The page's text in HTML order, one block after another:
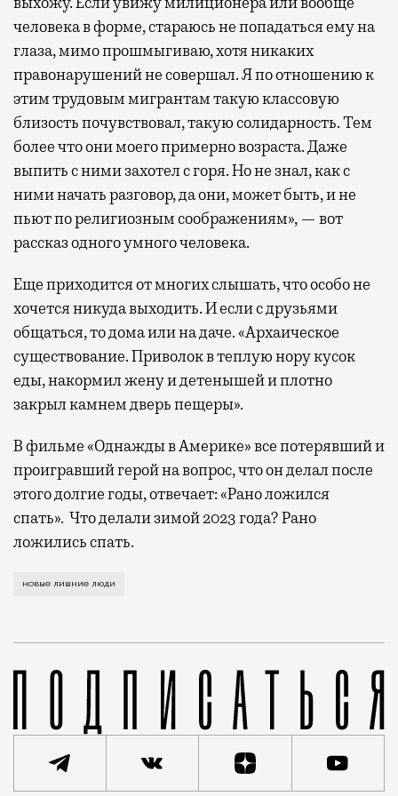
человека в форме, стараюсь не попадаться ему на
глаза, мимо прошмыгиваю, хотя никаких
правонарушений не совершал. Я по отношению к
этим трудовым мигрантам такую классовую
близость почувствовал, такую солидарность. Тем
более что они моего примерно возраста. Даже
выпить с ними захотел с горя. Но не знал, как с
ними начать разговор, да они, может быть, и не
пьют по религиозным соображениям», — вот
рассказ одного умного человека.
Еще приходится от многих слышать, что особо не
хочется никуда выходить. И если с друзьями
общаться, то дома или на даче. «Архаическое
существование. Приволок в теплую нору кусок
еды, накормил жену и детенышей и плотно
закрыл камнем дверь пещеры».
В фильме «Однажды в Америке» все потерявший и
проигравший герой на вопрос, что он делал после
этого долгие годы, отвечает: «Рано ложился
спать». Что делали зимой 2023 года? Рано
ложились спать.
— Проснулся утром от плеска воды, поднимаю
новые лишние люди